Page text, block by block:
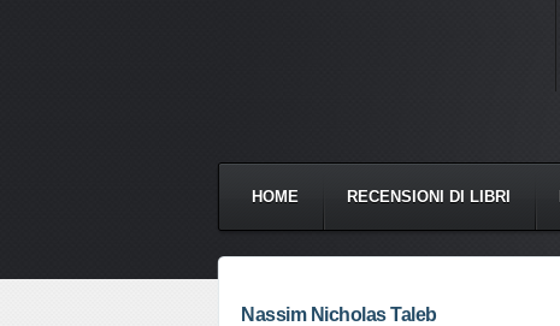
HOME RECENSIONI DI LIBRI
Nassim Nicholas Taleb